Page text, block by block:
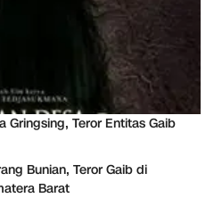
Gringsing, Teror Entitas Gaib
Bunian, Teror Gaib di
Barat